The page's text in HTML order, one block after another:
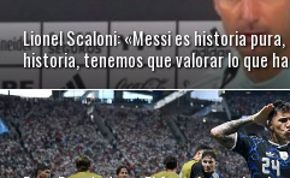
Lionel Scaloni: «Messi es historia
historia, tenemos que valorar lo que